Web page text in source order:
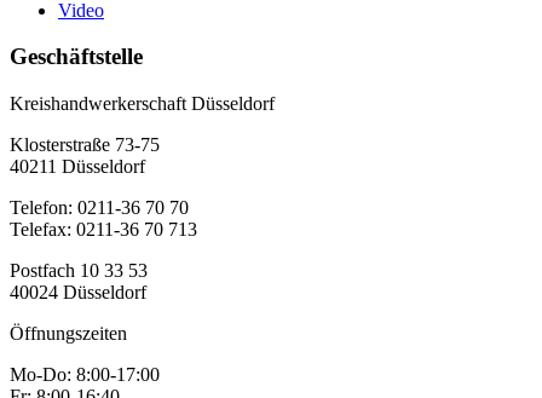
Video
Geschäftstelle
Kreishandwerkerschaft Düsseldorf
Klosterstraße 73-75
40211 Düsseldorf
Telefon: 0211-36 70 70
Telefax: 0211-36 70 713
Postfach 10 33 53
40024 Düsseldorf
Öffnungszeiten
Mo-Do: 8:00-17:00